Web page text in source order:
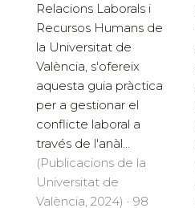
Relacions Laborals i
Recursos Humans de
la Universitat de
València, s'ofereix
aquesta guia pràctica
per a gestionar el
conflicte laboral a
través de l'anàl...
(Publicacions de la
Universitat de
València, 2024) · 98